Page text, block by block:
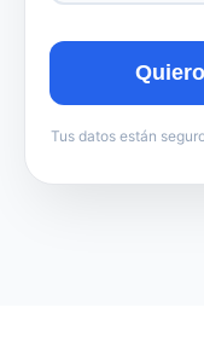
Tus datos están